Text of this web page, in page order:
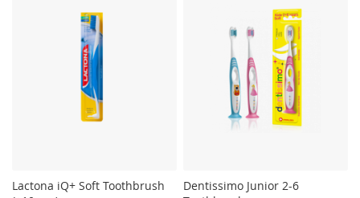
Lactona iQ+ Soft Toothbrush
Dentissimo Junior 2-6